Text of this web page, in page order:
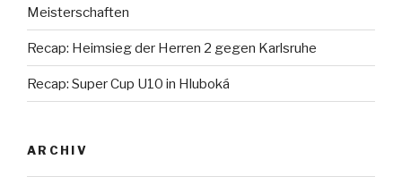
Meisterschaften
Recap: Heimsieg der Herren 2 gegen Karlsruhe
Recap: Super Cup U10 in Hluboká
ARCHIV